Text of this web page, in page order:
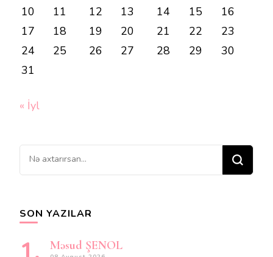
10
11 12 13 14 15
16
17
18 19 20 21 22
23
24
25 26 27 28 29
30
31
« İyl
Bir
şey
SON YAZILAR
Məsud ŞENOL